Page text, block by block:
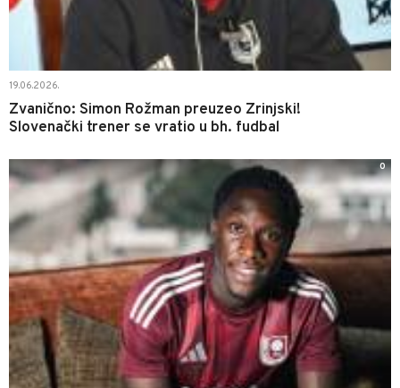
19.06.2026.
Zvanično: Simon Rožman preuzeo Zrinjski!
Slovenački trener se vratio u bh. fudbal
0